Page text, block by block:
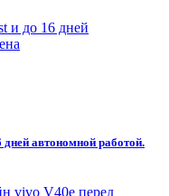
автономной работой.